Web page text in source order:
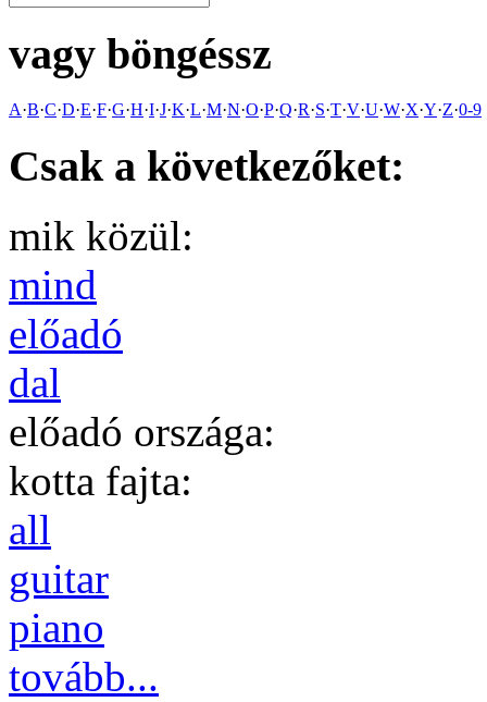
vagy böngéssz
A·B·C·D·E·F·G·H·I·J·K·L·M·N·O·P·Q·R·S·T·V·U·W·X·Y·Z·0-9
Csak a következőket:
mik közül:
mind
előadó
dal
előadó országa:
kotta fajta:
all
guitar
piano
tovább...